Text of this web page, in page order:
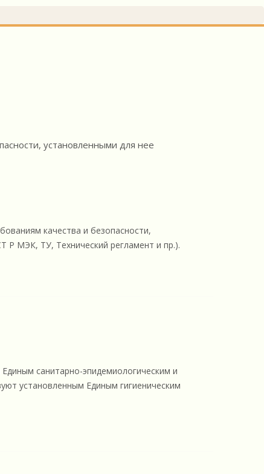
установленными для нее
качества и безопасности,
МЭК, ТУ, Технический регламент и пр.).
санитарно-эпидемиологическим и
установленным Единым гигиеническим